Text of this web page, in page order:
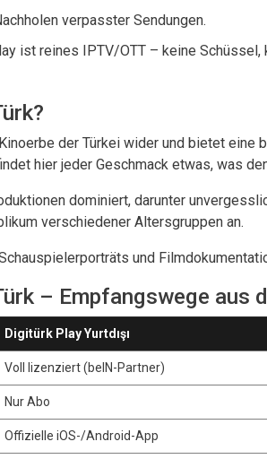
verpasster Sendungen.
ist reines IPTV/OTT – keine Schüssel,
der Türkei wider und bietet
hier jeder Geschmack etwas, was
dominiert, darunter
verschiedener Altersgruppen an.
und
– Empfangswege aus
Digitürk Play Yurtdışı
Voll lizenziert (beIN-Partner)
Nur Abo
Offizielle iOS-/Android-App